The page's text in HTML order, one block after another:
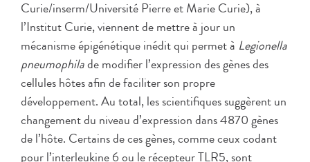
Curie/inserm/Université Pierre et Marie Curie), à
l’Institut Curie, viennent de mettre à jour un
mécanisme épigénétique inédit qui permet à Legionella
pneumophilade modifier l’expression des gènes des
cellules hôtes afin de faciliter son propre
développement. Au total, les scientifiques suggèrent un
changement du niveau d’expression dans 4870 gènes
de l’hôte. Certains de ces gènes, comme ceux codant
pour l’interleukine 6 ou le récepteur TLR5, sont